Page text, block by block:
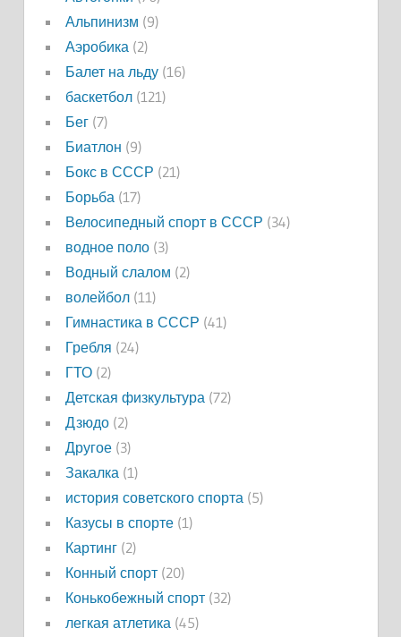
Альпинизм (9)
Аэробика (2)
Балет на льду(16)
баскетбол(121)
Бег(7)
Биатлон (9)
Бокс в СССР (21)
Борьба (17)
Велосипедный спорт в СССР (34)
водное поло(3)
Водный слалом (2)
волейбол(11)
Гимнастика в СССР (41)
Гребля (24)
ГТО(2)
Детская физкультура (72)
Дзюдо(2)
Другое(3)
Закалка (1)
история советского спорта (5)
Казусы в спорте(1)
Картинг(2)
Конный спорт(20)
Конькобежный спорт(32)
легкая атлетика (45)